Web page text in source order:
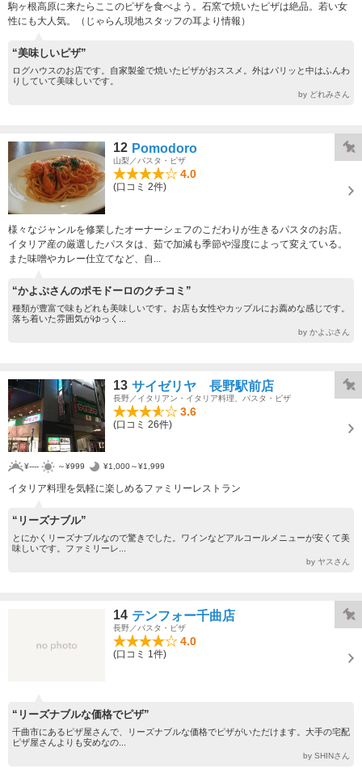
駒ヶ根高原に来たらここのピザを食べよう。石窯で焼いたピザは絶品。若い女
性にも大人気。（じゃらん現地スタッフの耳より情報）
“美味しいピザ”
ログハウスのお店です。自家製釜で焼いたピザがおススメ。外はパリッと中はふんわ
りしていて美味しいです。
by どれみさん
12 Pomodoro
山梨／パスタ・ピザ
4.0
(口コミ 2件)
様々なジャンルを修業したオーナーシェフのこだわりが生きるパスタのお店。
イタリア産の厳選したパスタは、茹で加減も季節や湿度によって変えている。
また味噌やカレー仕立てなど、自...
“かよぷさんのポモドーロのクチコミ”
種類が豊富で味もどれも美味しいです。お店も女性やカップルにお薦めな感じです。
落ち着いた雰囲気がゆっく...
by かよぷさん
13 サイゼリヤ 長野駅前店
長野／イタリアン・イタリア料理、パスタ・ピザ
3.6
(口コミ 26件)
¥---- ～¥999 ¥1,000～¥1,999
イタリア料理を気軽に楽しめるファミリーレストラン
“リーズナブル”
とにかくリーズナブルなので驚きでした。ワインなどアルコールメニューが安くて美
味しいです。ファミリーレ...
by ヤスさん
14 テンフォー千曲店
長野／パスタ・ピザ
4.0
(口コミ 1件)
“リーズナブルな価格でピザ”
千曲市にあるピザ屋さんで、リーズナブルな価格でピザがいただけます。大手の宅配
ピザ屋さんよりも安めなの...
by SHINさん